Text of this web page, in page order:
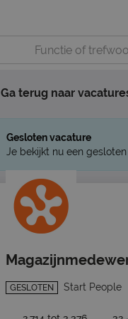
Ga terug naar
Gesloten vacature
Je bekijkt nu een
GESLOTEN Start People